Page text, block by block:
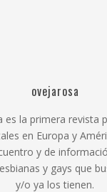
ovejarosa
es la primera revista
en Europa y
y de
y gays que
y/o ya los tienen.